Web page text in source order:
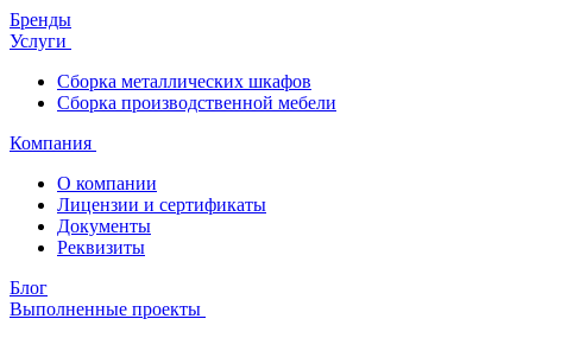
Бренды
Услуги
Сборка металлических шкафов
Сборка производственной мебели
Компания
О компании
Лицензии и сертификаты
Документы
Реквизиты
Блог
Выполненные проекты